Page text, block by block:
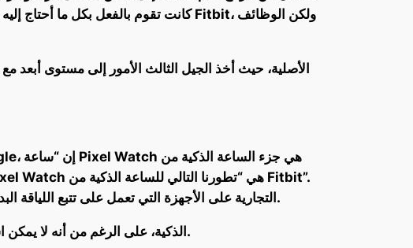
بدلاً من ذلك، ستركز المنتجات التي تحمل علامة Fitbit التجارية على الأجهزة التي تعمل على تتبع اللياقة البدنية والتي هي “أكثر بساطة” مع عمر بطارية طويل.
هذا يغلق الباب تمامًا على ساعات Fitbit الذكية، على الرغم من أنه لا يمكن استبعاد العودة تمامًا بالنظر إلى أن جوجل قد غيرت رأيها من قبل.